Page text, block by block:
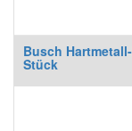
Busch
Stück